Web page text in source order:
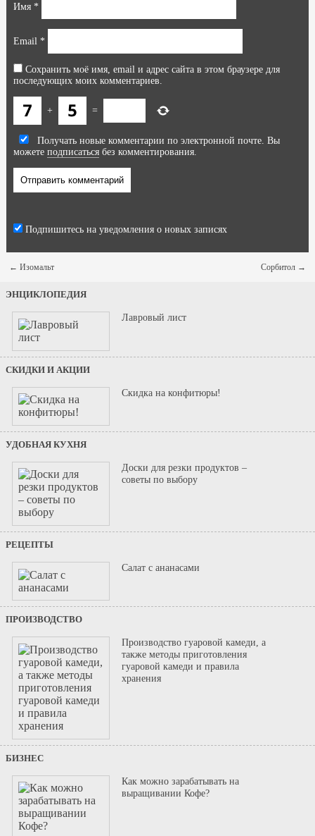
Имя *
Email *
Сохранить моё имя, email и адрес сайта в этом браузере для
последующих моих комментариев.
+ =
Получать новые комментарии по электронной почте. Вы
можете подписатьсябез комментирования.
Подпишитесь на уведомления о новых записях
← Изомальт Сорбитол →
ЭНЦИКЛОПЕДИЯ
Лавровый лист
СКИДКИ И АКЦИИ
Скидка на конфитюры!
УДОБНАЯ КУХНЯ
Доски для резки продуктов –
советы по выбору
РЕЦЕПТЫ
Салат с ананасами
ПРОИЗВОДСТВО
Производство гуаровой камеди, а
также методы приготовления
гуаровой камеди и правила
хранения
БИЗНЕС
Как можно зарабатывать на
выращивании Кофе?